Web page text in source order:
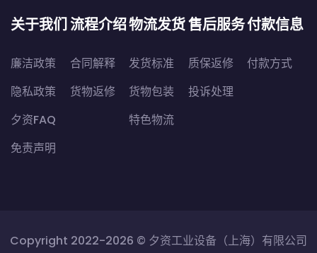
关于我们
廉洁政策
隐私政策
夕资FAQ
免责声明
流程介绍
合同解释
货物返修
物流发货
发货标准
货物包装
特色物流
售后服务
质保返修
投诉处理
付款信息
付款方式
Copyright 2022-2026 © 夕资工业设备（上海）有限公司